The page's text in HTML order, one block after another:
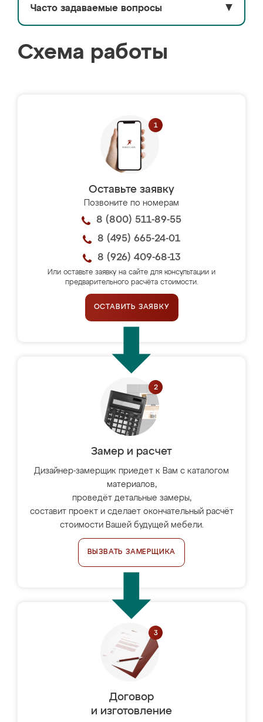
Часто задаваемые вопросы ▼
Схема работы
Оставьте заявку
Позвоните по номерам
8 (800) 511-89-55
8 (495) 665-24-01
8 (926) 409-68-13
Или оставьте заявку на сайте для консультации и
предварительного расчёта стоимости.
ОСТАВИТЬ ЗАЯВКУ
Замер и расчет
Дизайнер-замерщик приедет к Вам с каталогом
материалов,
проведёт детальные замеры,
составит проект и сделает окончательный расчёт
стоимости Вашей будущей мебели.
ВЫЗВАТЬ ЗАМЕРЩИКА
Договор
и изготовление